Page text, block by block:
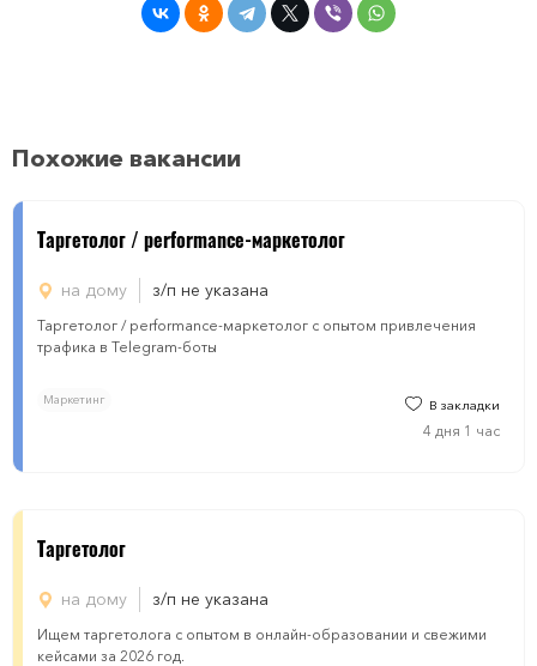
Похожие вакансии
Таргетолог / performance-маркетолог
на дому з/п не указана
Таргетолог / performance-маркетолог с опытом привлечения
трафика в Telegram-боты
Маркетинг В закладки
4 дня 1 час
Таргетолог
на дому з/п не указана
Ищем таргетолога с опытом в онлайн-образовании и свежими
кейсами за 2026 год.